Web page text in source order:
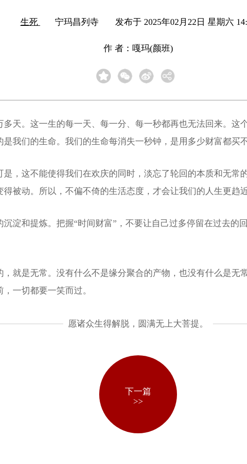
生死 宁玛昌列寺 发布于 2025年02月22日 星期六
作 者：嘎玛(颜班)
多天。这一生的每一天、每一分、每一秒都再也无法回来。这
我们的生命。我们的生命每消失一秒钟，是用多少财富都买
，这不能使得我们在欢庆的同时，淡忘了轮回的本质和无常
被动。所以，不偏不倚的生活态度，才会让我们的人生更趋
淀和提炼。把握“时间财富”，不要让自己过多停留在过去的
就是无常。没有什么不是缘分聚合的产物，也没有什么是无
一切都要一笑而过。
愿诸众生得解脱，圆满无上大菩提。
下一篇
>>